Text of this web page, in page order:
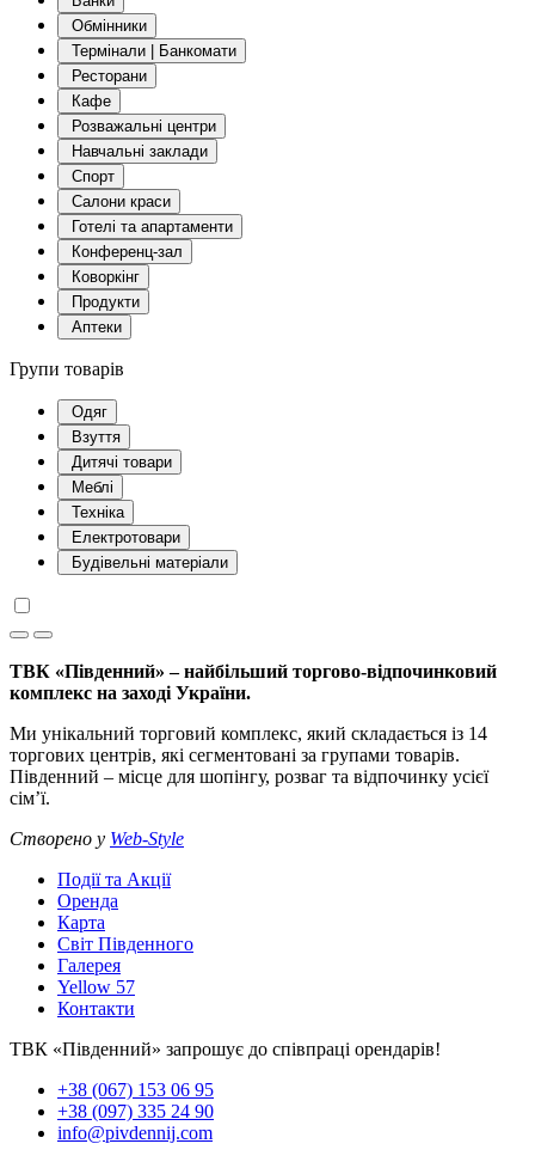
Обмінники
Термінали | Банкомати
Ресторани
Кафе
Розважальні центри
Навчальні заклади
Спорт
Салони краси
Готелі та апартаменти
Конференц-зал
Коворкінг
Продукти
Аптеки
Групи товарів
Одяг
Взуття
Дитячі товари
Меблі
Техніка
Електротовари
Будівельні матеріали
ТВК «Південний» – найбільший торгово-відпочинковий
комплекс на заході України.
Ми унікальний торговий комплекс, який складається із 14
торгових центрів, які сегментовані за групами товарів.
Південний – місце для шопінгу, розваг та відпочинку усієї
сім’ї.
Створено у Web-Style
Події та Акції
Оренда
Карта
Світ Південного
Галерея
Yellow 57
Контакти
ТВК «Південний» запрошує до співпраці орендарів!
+38 (067) 153 06 95
+38 (097) 335 24 90
info@pivdennij.com